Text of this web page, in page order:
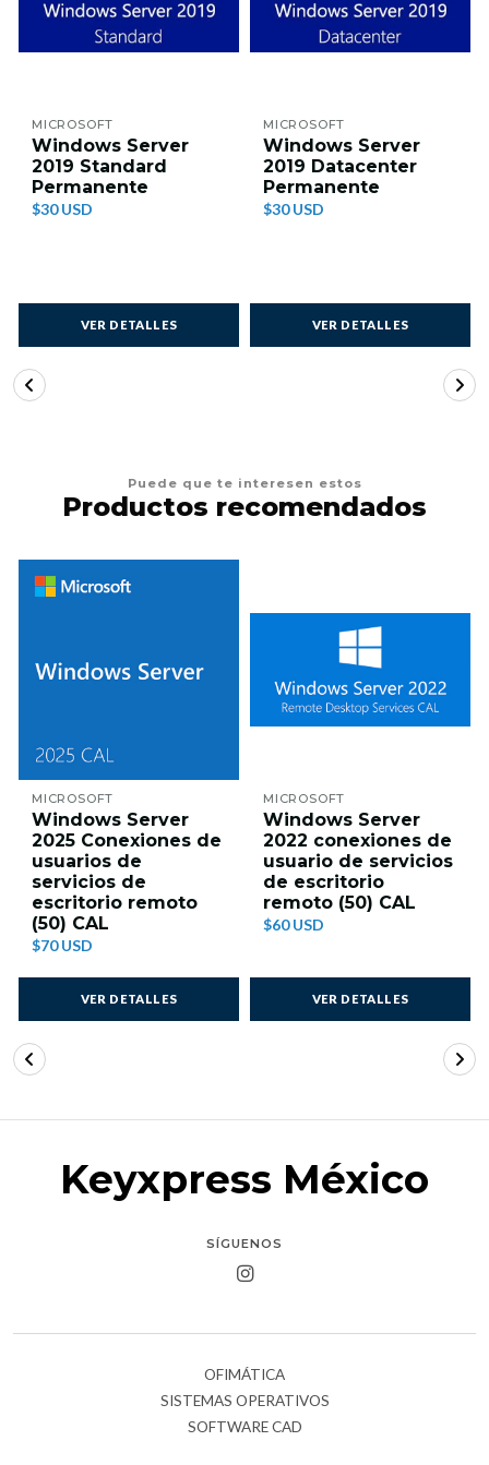
MICROSOFT
Windows Server
2019 Standard
Permanente
$30 USD
VER DETALLES
MICROSOFT
Windows Server
2019 Datacenter
Permanente
$30 USD
VER DETALLES
Puede que te interesen estos
Productos recomendados
MICROSOFT
Windows Server
2025 Conexiones de
usuarios de
servicios de
escritorio remoto
(50) CAL
$70 USD
VER DETALLES
MICROSOFT
Windows Server
2022 conexiones de
usuario de servicios
de escritorio
remoto (50) CAL
$60 USD
VER DETALLES
Keyxpress México
SÍGUENOS
OFIMÁTICA
SISTEMAS OPERATIVOS
SOFTWARE CAD